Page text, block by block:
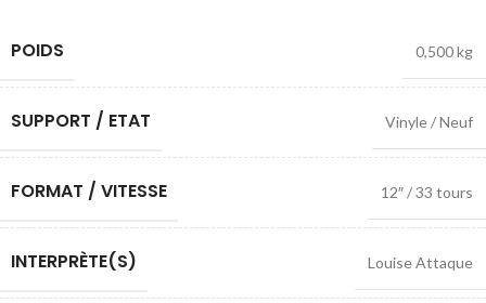
POIDS 0,500 kg
SUPPORT / ETAT Vinyle / Neuf
FORMAT / VITESSE 12″ / 33 tours
INTERPRÈTE(S) Louise Attaque